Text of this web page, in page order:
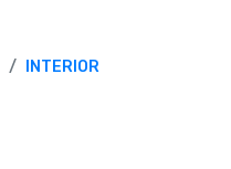
INTERIOR